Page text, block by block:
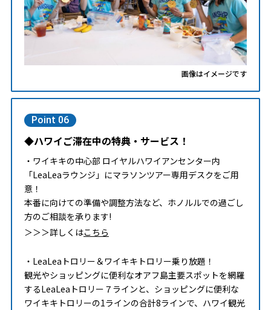
画像はイメージです
Point 06
◆ハワイご滞在中の特典・サービス！
・ワイキキの中心部 ロイヤルハワイアンセンター内
「LeaLeaラウンジ」にマラソンツアー専用デスクをご用
意！
本番に向けての準備や調整方法など、ホノルルでの過ごし
方のご相談を承ります!
＞＞＞詳しくはこちら
・LeaLeaトロリー＆ワイキキトロリー乗り放題！
観光やショッピングに便利なオアフ島主要スポットを網羅
するLeaLeaトロリー７ラインと、ショッピングに便利な
ワイキキトロリーの1ラインの合計8ラインで、ハワイ観光